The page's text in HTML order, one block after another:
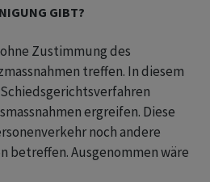
GIBT?
Zustimmung des
treffen. In diesem
ergreifen. Diese
noch andere
betreffen. Ausgenommen wäre